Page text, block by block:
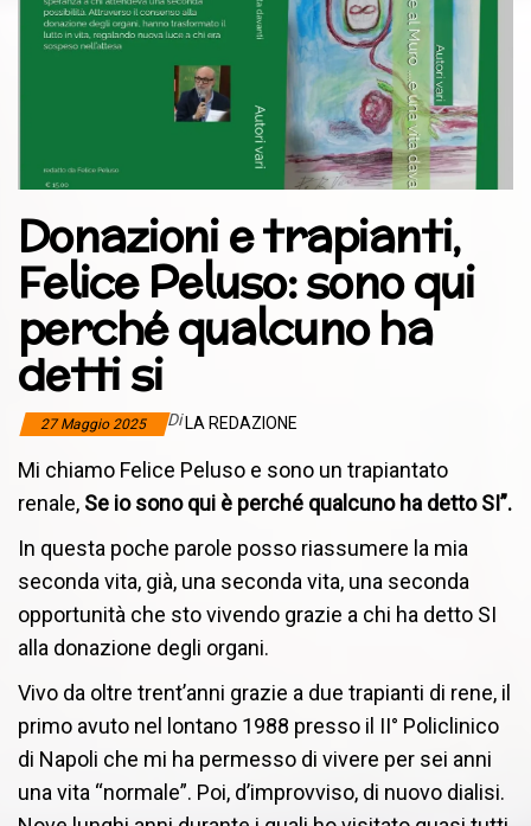
Donazioni e trapianti,
Felice Peluso: sono qui
perché qualcuno ha
detti si
27 Maggio 2025 Di LA REDAZIONE
Mi chiamo Felice Peluso e sono un trapiantato
renale, Se io sono qui è perché qualcuno ha detto SI”.
In questa poche parole posso riassumere la mia
seconda vita, già, una seconda vita, una seconda
opportunità che sto vivendo grazie a chi ha detto SI
alla donazione degli organi.
Vivo da oltre trent’anni grazie a due trapianti di rene, il
primo avuto nel lontano 1988 presso il II° Policlinico
di Napoli che mi ha permesso di vivere per sei anni
una vita “normale”. Poi, d’improvviso, di nuovo dialisi.